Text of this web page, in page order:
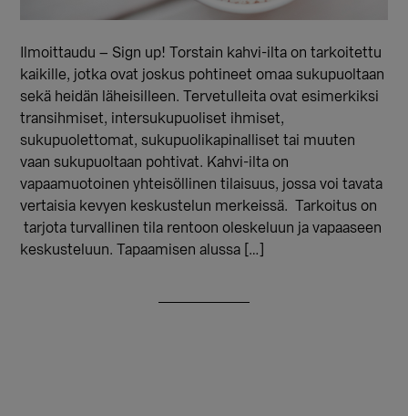
Ilmoittaudu – Sign up! Torstain kahvi-ilta on tarkoitettu
kaikille, jotka ovat joskus pohtineet omaa sukupuoltaan
sekä heidän läheisilleen. Tervetulleita ovat esimerkiksi
transihmiset, intersukupuoliset ihmiset,
sukupuolettomat, sukupuolikapinalliset tai muuten
vaan sukupuoltaan pohtivat. Kahvi-ilta on
vapaamuotoinen yhteisöllinen tilaisuus, jossa voi tavata
vertaisia kevyen keskustelun merkeissä. Tarkoitus on
tarjota turvallinen tila rentoon oleskeluun ja vapaaseen
keskusteluun. Tapaamisen alussa […]